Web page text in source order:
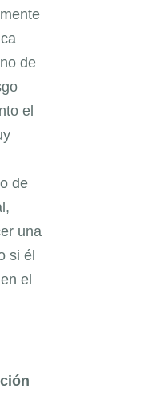
de
el
de
una
si él
el